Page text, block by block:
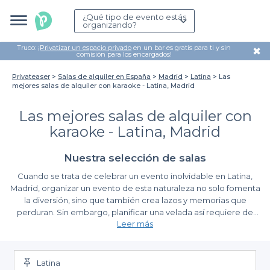
¿Qué tipo de evento estás
organizando?
Truco: ¡Privatizar un espacio privado en un bar es gratis para ti y sin
comisión para los encargados! ✖
Privateaser Salas de alquiler en España Madrid Latina
Las
mejores salas de alquiler con karaoke - Latina, Madrid
Las mejores salas de alquiler con
karaoke - Latina, Madrid
Nuestra selección de salas
Cuando se trata de celebrar un evento inolvidable en Latina,
Madrid, organizar un evento de esta naturaleza no solo fomenta
la diversión, sino que también crea lazos y memorias que
perduran. Sin embargo, planificar una velada así requiere de
tiempo y esfuerzo. Aquí es donde entra en juego
Descubre la facilidad de reservar con Privateaser
En Privateaser, hemos recopilado una extensa selección de
Leer más
Latina